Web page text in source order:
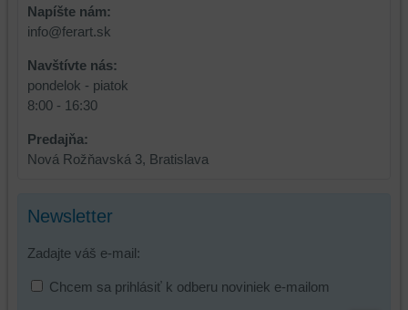
Napíšte nám:
info@ferart.sk
Navštívte nás:
pondelok - piatok
8:00 - 16:30
Predajňa:
Nová Rožňavská 3, Bratislava
Newsletter
Zadajte váš e-mail:
Chcem sa prihlásiť k odberu noviniek e-mailom